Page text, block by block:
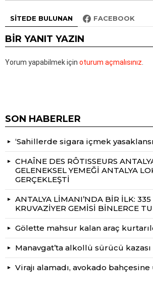
SITEDE BULUNAN FACEBOOK
BIR YANIT YAZIN
Yorum yapabilmek için oturum açmalısınız
SON HABERLER
‘Sahillerde sigara içmek
CHAÎNE DES RÔTISSEURS
GELENEKSEL YEMEĞİ ANTALYA
GERÇEKLEŞTİ
ANTALYA LİMANI’NDA BİR İLK:
KRUVAZİYER GEMİSİ BİNLERCE
Gölette mahsur kalan araç
Manavgat’ta alkollü sürücü kazası
Virajı alamadı, avokado